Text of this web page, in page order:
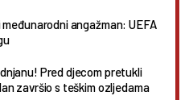
angažman: UEFA
Pred djecom pretukli
završio s teškim ozljedama